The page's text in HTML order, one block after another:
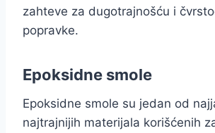
zahteve za dugotrajnošću i
popravke.
Epoksidne smole
Epoksidne smole su jedan od
najtrajnijih materijala korišćenih